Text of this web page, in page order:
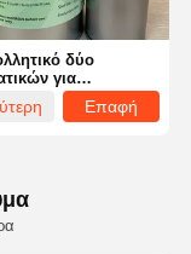
δύο
για
φιλικό προς
κόκκινο
Επαφή